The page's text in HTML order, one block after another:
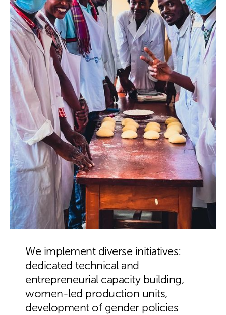
We implement diverse initiatives:
dedicated technical and
entrepreneurial capacity building,
women-led production units,
development of gender policies